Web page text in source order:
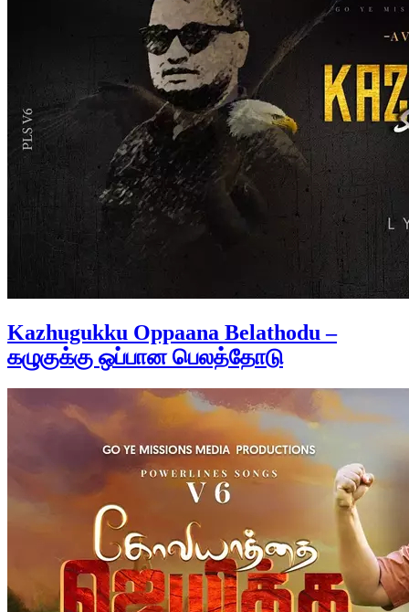
Kazhugukku Oppaana Belathodu –
கழுகுக்கு ஒப்பான பெலத்தோடு